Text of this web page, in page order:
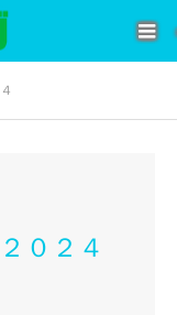
０２４